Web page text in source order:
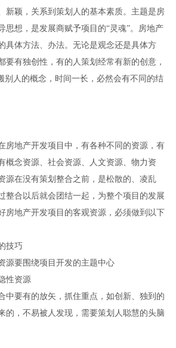
新颖，关系到策划人的基本素质。主题是房
思想，是发展商赋予项目的“灵魂”。房地产
具体方法、办法。无论是观念还是具体方
要有独创性，有的人策划经常有新的创意，
别人的概念，时间一长，必然会有不同的结
房地产开发项目中，有各种不同的资源，有
概念资源、社会资源、人文资源、物力资
源在没有策划整合之前，是松散的、凌乱
整合以后就会团结一起，为整个项目的发展
房地产开发项目的客观资源，必须做到以下
技巧
源要围绕项目开发的主题中心
性资源
中要有的放矢，抓住重点，如创新、独到的
的，不易被人发现，需要策划人聪慧的头脑